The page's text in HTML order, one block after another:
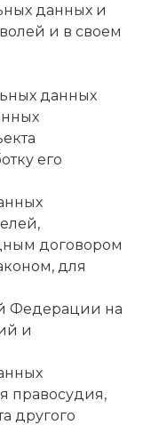
данных и
и в своем
данных
его
договором
для
Федерации на
и
правосудия,
другого